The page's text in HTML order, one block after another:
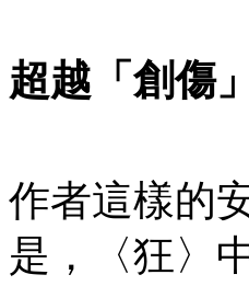
超越「創傷」
作者這樣的
是，〈狂〉